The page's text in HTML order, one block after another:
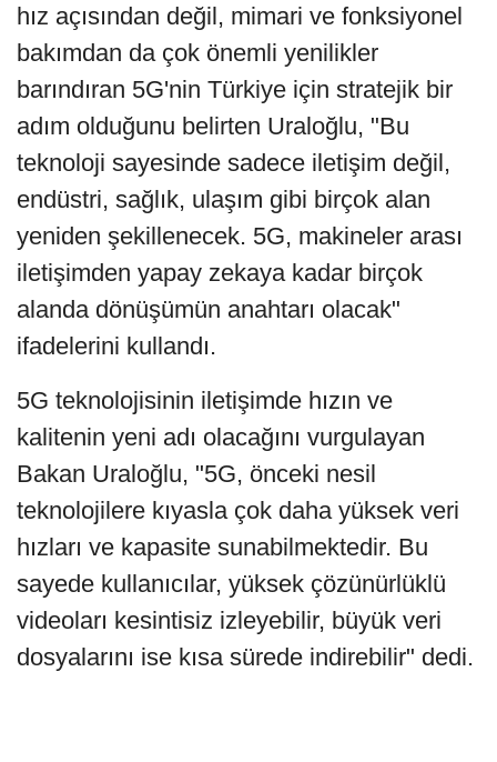
hız açısından değil, mimari ve fonksiyonel
bakımdan da çok önemli yenilikler
barındıran 5G'nin Türkiye için stratejik bir
adım olduğunu belirten Uraloğlu, "Bu
teknoloji sayesinde sadece iletişim değil,
endüstri, sağlık, ulaşım gibi birçok alan
yeniden şekillenecek. 5G, makineler arası
iletişimden yapay zekaya kadar birçok
alanda dönüşümün anahtarı olacak"
ifadelerini kullandı.
5G teknolojisinin iletişimde hızın ve
kalitenin yeni adı olacağını vurgulayan
Bakan Uraloğlu, "5G, önceki nesil
teknolojilere kıyasla çok daha yüksek veri
hızları ve kapasite sunabilmektedir. Bu
sayede kullanıcılar, yüksek çözünürlüklü
videoları kesintisiz izleyebilir, büyük veri
dosyalarını ise kısa sürede indirebilir" dedi.